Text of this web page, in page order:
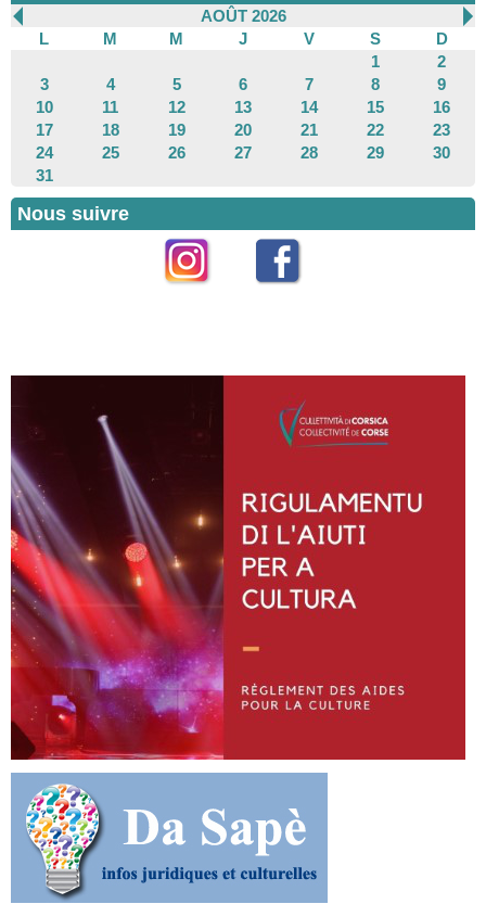
AOÛT 2026
L
M M J V S
D
1
2
3
4 5 6 7 8
9
10
11 12 13 14 15
16
17
18 19 20 21 22
23
24
25 26 27 28 29
30
31
Nous suivre